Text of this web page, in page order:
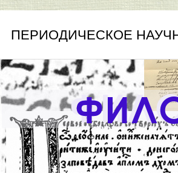
ПЕРИОДИЧЕСКОЕ